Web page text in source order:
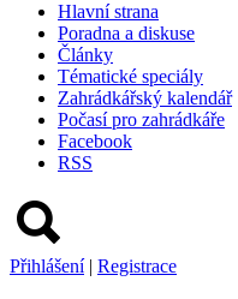
Hlavní strana
Poradna a diskuse
Články
Tématické speciály
Zahrádkářský kalendář
Počasí pro zahrádkáře
Facebook
RSS
Přihlášení | Registrace